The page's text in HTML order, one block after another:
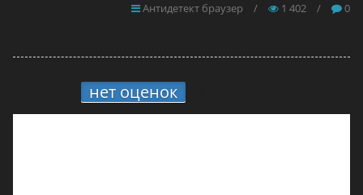
Антидетект браузер
/ 1 402 / 0
нет оценок